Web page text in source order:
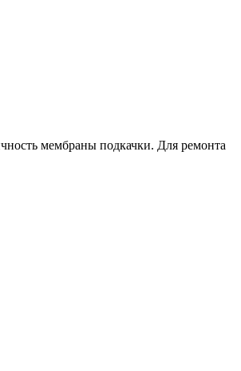
мембраны подкачки. Для ремонта